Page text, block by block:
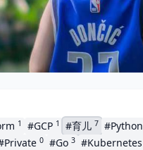
1 #GCP 1 #育儿 7 #Python
0 #Go 3 #Kubernetes